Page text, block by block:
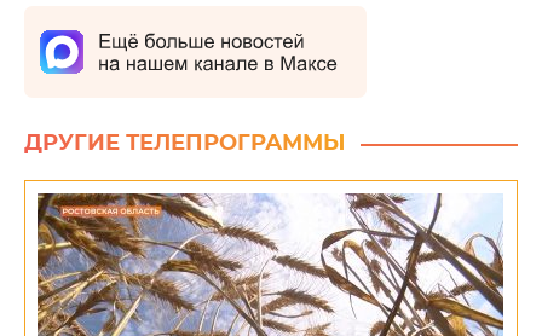
ДРУГИЕ ТЕЛЕПРОГРАММЫ